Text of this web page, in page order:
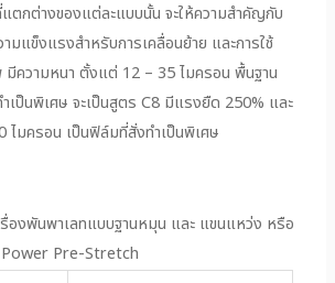
ตกต่างของแต่ละแบบนั้น จะให้ความสำคัญกับ
มแข็งแรงสำหรับการเคลื่อนย้าย และการใช้
มีความหนา ตั้งแต่ 12 – 35 ไมครอน พื้นฐาน
ป็นพิเศษ จะเป็นสูตร C8 มีแรงยืด 250% และ
ไมครอน เป็นฟิล์มที่สั่งทำเป็นพิเศษ
รื่องพันพาเลทแบบฐานหมุน และ แขนแหว่ง หรือ
Pre-Stretch